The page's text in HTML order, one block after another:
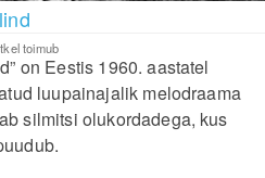
toimub
on Eestis 1960. aastatel
luupainajalik melodraama
silmitsi olukordadega, kus